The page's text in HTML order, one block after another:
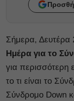
Σήμερα, Δευτέρα
Ημέρα για το
για περισσότερη
το τι είναι το
Σύνδρομο Down